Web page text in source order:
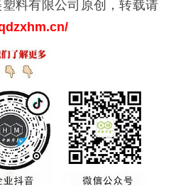
料有限公司原创，转载请